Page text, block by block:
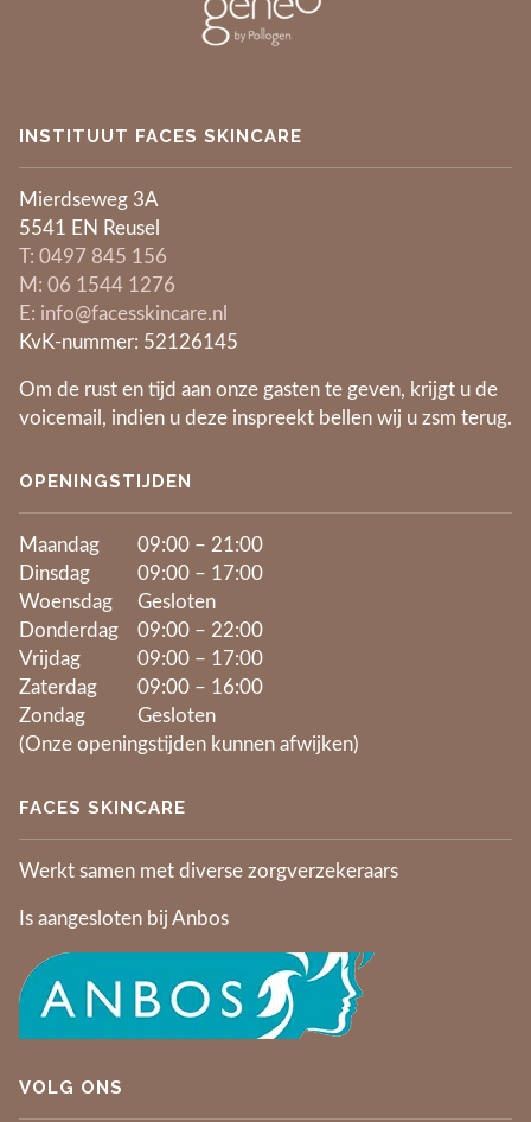
INSTITUUT FACES SKINCARE
Mierdseweg 3A
5541 EN Reusel
​T: 0497 845 156
​M: 06 1544 1276
E: info@facesskincare.nl
KvK-nummer: 52126145
Om de rust en tijd aan onze gasten te geven, krijgt u de
voicemail, indien u deze inspreekt bellen wij u zsm terug.
OPENINGSTIJDEN
Maandag
09:00 – 21:00
Dinsdag
09:00 – 17:00
Woensdag
Gesloten
Donderdag
09:00 – 22:00
Vrijdag
09:00 – 17:00
Zaterdag
09:00 – 16:00
Zondag
Gesloten
(Onze openingstijden kunnen afwijken)
FACES SKINCARE
Werkt samen met diverse zorgverzekeraars
Is aangesloten bij Anbos
VOLG ONS